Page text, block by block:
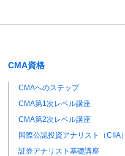
CMA資格
CMAへのステップ
CMA第1次レベル講座
CMA第2次レベル講座
国際公認投資アナリスト（CIIA）
証券アナリスト基礎講座